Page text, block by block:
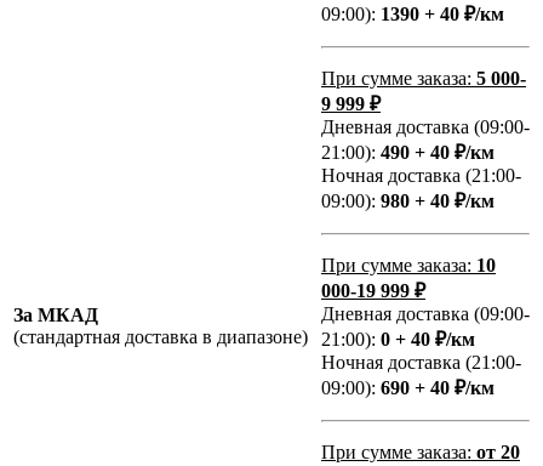
За МКАД
(стандартная доставка в диапазоне)
09:00): 1390 + 40 ₽/км
При сумме заказа: 5 000-
9 999 ₽
Дневная доставка (09:00-
21:00): 490 + 40 ₽/км
Ночная доставка (21:00-
09:00): 980 + 40 ₽/км
При сумме заказа: 10
000-19 999 ₽
Дневная доставка (09:00-
21:00): 0 + 40 ₽/км
Ночная доставка (21:00-
09:00): 690 + 40 ₽/км
При сумме заказа: от 20